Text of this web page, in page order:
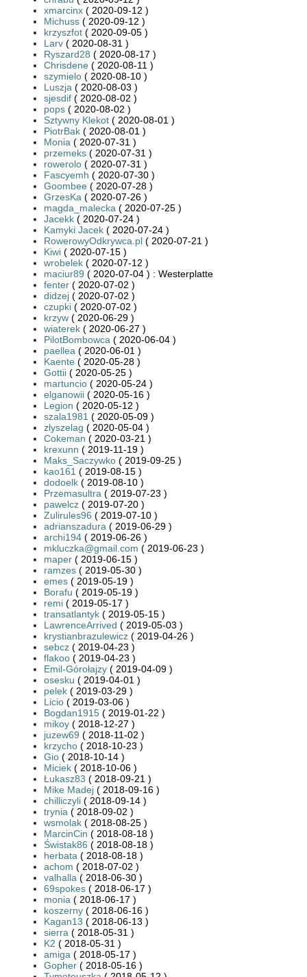
xmarcinx ( 2020-09-12 )
Michuss ( 2020-09-12 )
krzyszfot ( 2020-09-05 )
Larv ( 2020-08-31 )
Ryszard28 ( 2020-08-17 )
Chrisdene ( 2020-08-11 )
szymielo ( 2020-08-10 )
Luszja ( 2020-08-03 )
sjesdif ( 2020-08-02 )
pops ( 2020-08-02 )
Sztywny Klekot ( 2020-08-01 )
PiotrBak ( 2020-08-01 )
Monia ( 2020-07-31 )
przemeks ( 2020-07-31 )
rowerolo ( 2020-07-31 )
Fascyemh ( 2020-07-30 )
Goombee ( 2020-07-28 )
GrzesKa ( 2020-07-26 )
magda_malecka ( 2020-07-25 )
Jacekk ( 2020-07-24 )
Kamyki Jacek ( 2020-07-24 )
RowerowyOdkrywca.pl ( 2020-07-21 )
Kiwi ( 2020-07-15 )
wrobelek ( 2020-07-12 )
maciur89 ( 2020-07-04 ) : Westerplatte
fenter ( 2020-07-02 )
didzej ( 2020-07-02 )
czupki ( 2020-07-02 )
krzyw ( 2020-06-29 )
wiaterek ( 2020-06-27 )
PilotBombowca ( 2020-06-04 )
paellea ( 2020-06-01 )
Kaente ( 2020-05-28 )
Gottii ( 2020-05-25 )
martuncio ( 2020-05-24 )
elganowii ( 2020-05-16 )
Legion ( 2020-05-12 )
szala1981 ( 2020-05-09 )
zlyszelag ( 2020-05-04 )
Cokeman ( 2020-03-21 )
krexunn ( 2019-11-19 )
Maks_Saczywko ( 2019-09-25 )
kao161 ( 2019-08-15 )
dodoelk ( 2019-08-10 )
Przemasultra ( 2019-07-23 )
pawelcz ( 2019-07-20 )
Zulirules96 ( 2019-07-10 )
adrianszadura ( 2019-06-29 )
archi194 ( 2019-06-26 )
mkluczka@gmail.com ( 2019-06-23 )
maper ( 2019-06-15 )
ramzes ( 2019-05-30 )
emes ( 2019-05-19 )
Borafu ( 2019-05-19 )
remi ( 2019-05-17 )
transatlantyk ( 2019-05-15 )
LawrenceArrived ( 2019-05-03 )
krystianbrazulewicz ( 2019-04-26 )
sebcz ( 2019-04-23 )
flakoo ( 2019-04-23 )
Emil-Górołajzy ( 2019-04-09 )
osesku ( 2019-04-01 )
pelek ( 2019-03-29 )
Licio ( 2019-03-06 )
Bogdan1915 ( 2019-01-22 )
mikoy ( 2018-12-27 )
juzew69 ( 2018-11-02 )
krzycho ( 2018-10-23 )
Gio ( 2018-10-14 )
Miciek ( 2018-10-06 )
Łukasz83 ( 2018-09-21 )
Mike Madej ( 2018-09-16 )
chilliczyli ( 2018-09-14 )
trynia ( 2018-09-02 )
wsmolak ( 2018-08-25 )
MarcinCin ( 2018-08-18 )
Świstak86 ( 2018-08-18 )
herbata ( 2018-08-18 )
achom ( 2018-07-02 )
valhalla ( 2018-06-30 )
69spokes ( 2018-06-17 )
monia ( 2018-06-17 )
koszerny ( 2018-06-16 )
Kagan13 ( 2018-06-13 )
sierra ( 2018-05-31 )
K2 ( 2018-05-31 )
amiga ( 2018-05-17 )
Gopher ( 2018-05-16 )